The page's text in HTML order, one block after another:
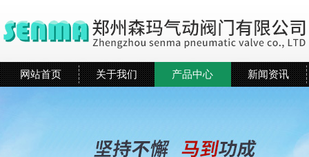
网站首页 关于我们 产品中心 新闻资讯